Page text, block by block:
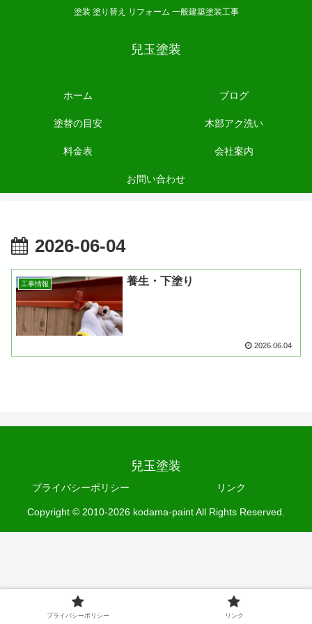
塗装 塗り替え リフォーム 一般建築塗装工事
兒玉塗装
ホーム ブログ
塗替の目安 木部アク洗い
料金表 会社案内
お問い合わせ
2026-06-04
工事情報 養生・下塗り
2026.06.04
兒玉塗装
プライバシーポリシー リンク
Copyright © 2010-2026 kodama-paint All Rights Reserved.
プライバシーポリシー リンク